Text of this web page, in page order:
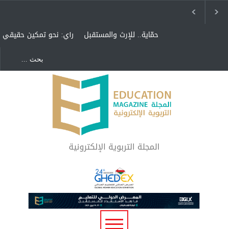
رأي: نحو تمكينٍ حقيقيٍ
حمّاية.. للإرث والمستقبل
رأي: المستطيل الأخضر
المجلة التربوية الإلكترونية